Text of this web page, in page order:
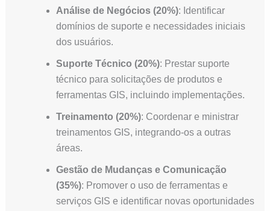
Análise de Negócios (20%): Identificar
domínios de suporte e necessidades iniciais
dos usuários.
Suporte Técnico (20%): Prestar suporte
técnico para solicitações de produtos e
ferramentas GIS, incluindo implementações.
Treinamento (20%): Coordenar e ministrar
treinamentos GIS, integrando-os a outras
áreas.
Gestão de Mudanças e Comunicação
(35%): Promover o uso de ferramentas e
serviços GIS e identificar novas oportunidades